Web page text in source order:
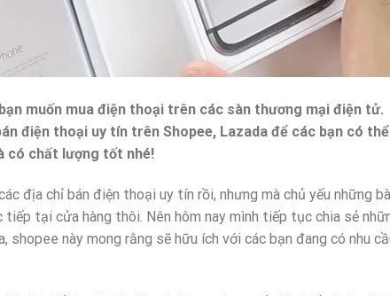
muốn mua điện thoại trên các sàn thương mại điện tử.
điện thoại uy tín trên Shopee, Lazada để các bạn có thể
có chất lượng tốt nhé!
địa chỉ bán điện thoại uy tín rồi, nhưng mà chủ yếu những
tại cửa hàng thôi. Nên hôm nay mình tiếp tục chia sẻ
này mong rằng sẽ hữu ích với các bạn đang có nhu